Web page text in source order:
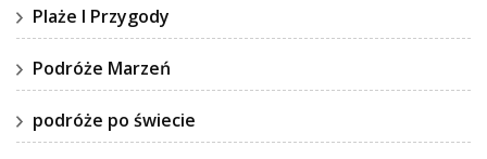
Plaże I Przygody
Podróże Marzeń
podróże po świecie